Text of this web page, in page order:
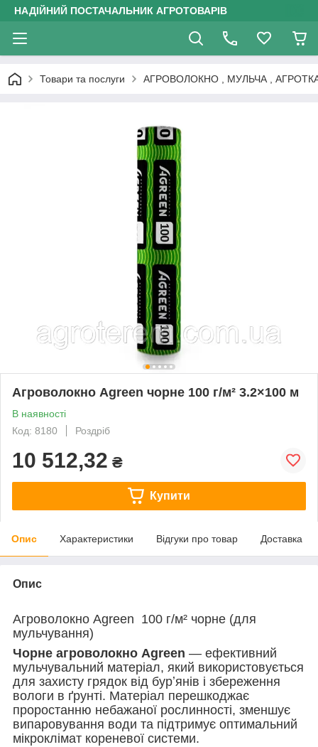
НАДІЙНИЙ ПОСТАЧАЛЬНИК АГРОТОВАРІВ
Товари та послуги АГРОВОЛОКНО , МУЛЬЧА ,
Агроволокно Agreen чорне 100 г/м² 3.2×100 м
В наявності
Код: 8180
Роздріб
10 512,32 ₴
Купити
Опис Характеристики Відгуки про товар Доставка
Опис
Агроволокно Agreen 100 г/м² чорне (для
мульчування)
Чорне агроволокно Agreen — ефективний
мульчувальний матеріал, який використовується
для захисту грядок від бурʼянів і збереження
вологи в ґрунті. Матеріал перешкоджає
проростанню небажаної рослинності, зменшує
випаровування води та підтримує оптимальний
мікроклімат кореневої системи.